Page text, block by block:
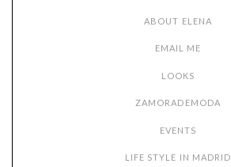
ABOUT ELENA
EMAIL ME
LOOKS
ZAMORADEMODA
EVENTS
LIFE STYLE IN MADRID